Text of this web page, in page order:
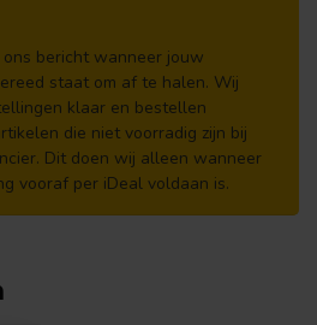
ons bericht wanneer jouw
staat om af te halen. Wij
klaar en bestellen
die niet voorradig zijn bij
Dit doen wij alleen wanneer
vooraf per iDeal voldaan is.